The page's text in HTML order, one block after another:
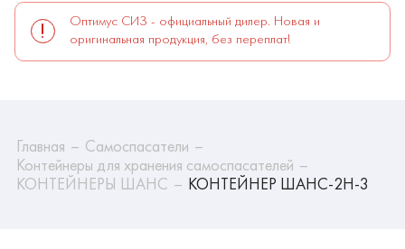
Оптимус СИЗ - официальный дилер. Новая и
оригинальная продукция, без переплат!
Главная
Самоспасатели
Контейнеры для хранения самоспасателей
КОНТЕЙНЕРЫ ШАНС
КОНТЕЙНЕР ШАНС-2Н-3